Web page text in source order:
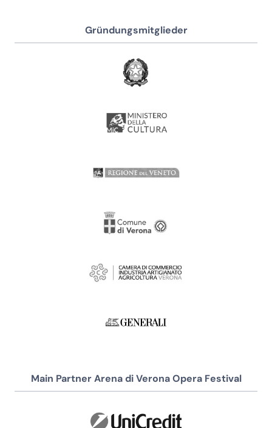
Gründungsmitglieder
Main Partner Arena di Verona Opera Festival